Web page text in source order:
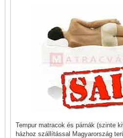
Tempur matracok és párnák (szinte
házhoz szállítással Magyarország